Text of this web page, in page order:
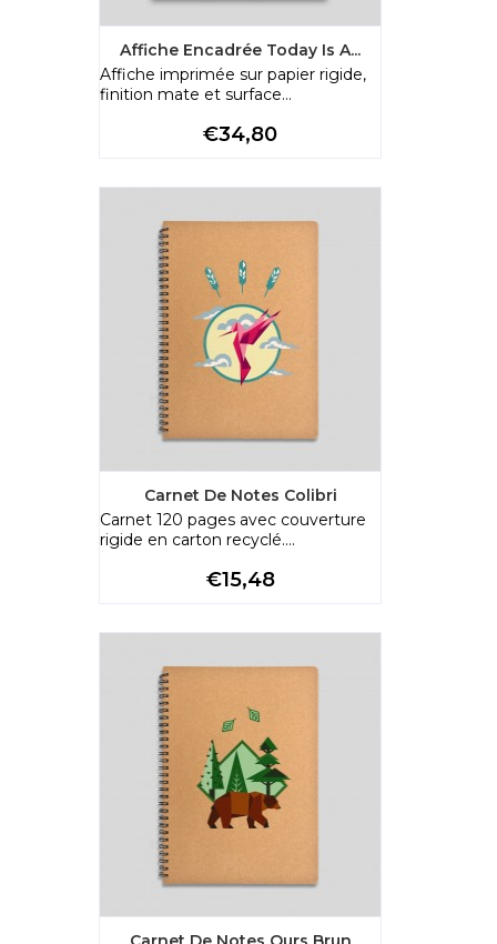
Affiche Encadrée Today Is A...
Affiche imprimée sur papier rigide,
finition mate et surface...
Preço
€34,80
Carnet De Notes Colibri
Carnet 120 pages avec couverture
rigide en carton recyclé....
Preço
€15,48